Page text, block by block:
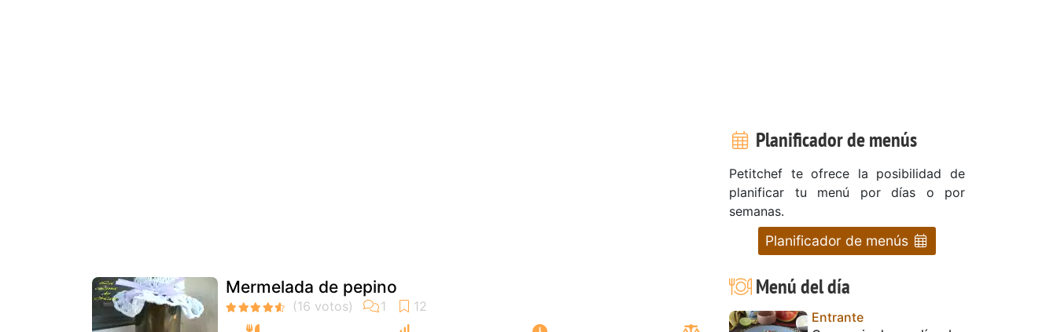
Mermelada de pepino
Planificador de menús
Petitchef te ofrece la posibilidad de
planificar tu menú por días o por
semanas.
Planificador de menús
Menú del día
Entrante